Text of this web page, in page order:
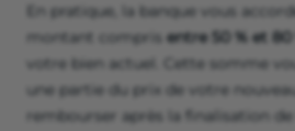
En pratique, la banque vous
montant compris entre 50 % et
votre bien actuel. Cette somme
une partie du prix de votre
rembourser après la finalisation